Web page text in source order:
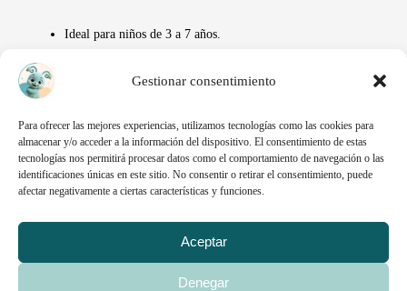
Gestionar consentimiento
Para ofrecer las mejores experiencias, utilizamos tecnologías como las cookies para
almacenar y/o acceder a la información del dispositivo. El consentimiento de estas
tecnologías nos permitirá procesar datos como el comportamiento de navegación o las
identificaciones únicas en este sitio. No consentir o retirar el consentimiento, puede
afectar negativamente a ciertas características y funciones.
Aceptar
Denegar
Ideal para niños de 3 a 7 años.
Refuerza la calma, la empatía y la conexión.
acompañen.